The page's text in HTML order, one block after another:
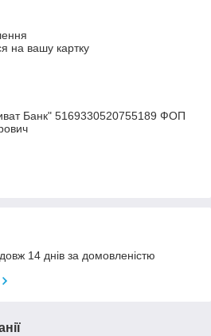
на вашу картку
Банк" 5169330520755189 ФОП
14 днів за домовленістю